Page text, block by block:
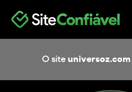
O site universoz.com